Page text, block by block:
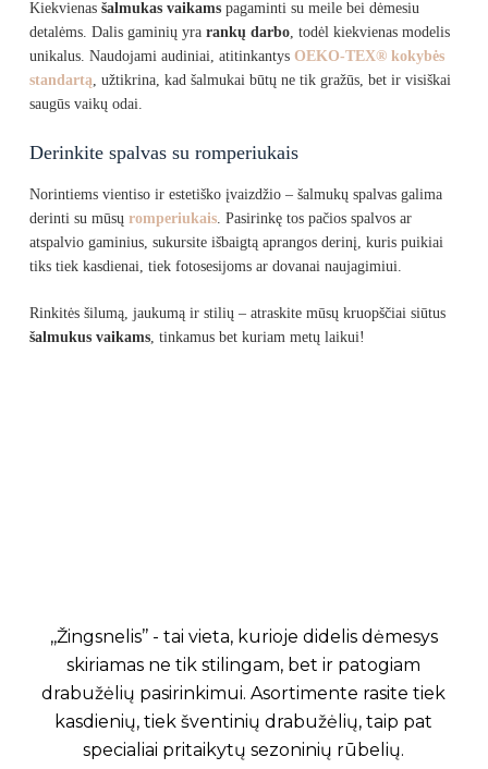
Kiekvienas šalmukas vaikamspagaminti su meile bei dėmesiu
detalėms. Dalis gaminių yra rankų darbo, todėl kiekvienas modelis
unikalus. Naudojami audiniai, atitinkantys OEKO-TEX® kokybės
standartą , užtikrina, kad šalmukai būtų ne tik gražūs, bet ir visiškai
saugūs vaikų odai.
Derinkite spalvas su romperiukais
Norintiems vientiso ir estetiško įvaizdžio – šalmukų spalvas galima
derinti su mūsų romperiukais. Pasirinkę tos pačios spalvos ar
atspalvio gaminius, sukursite išbaigtą aprangos derinį, kuris puikiai
tiks tiek kasdienai, tiek fotosesijoms ar dovanai naujagimiui.
Rinkitės šilumą, jaukumą ir stilių – atraskite mūsų kruopščiai siūtus
šalmukus vaikams, tinkamus bet kuriam metų laikui!
,,Žingsnelis’’ - tai vieta, kurioje didelis dėmesys
skiriamas ne tik stilingam, bet ir patogiam
drabužėlių pasirinkimui. Asortimente rasite tiek
kasdienių, tiek šventinių drabužėlių, taip pat
specialiai pritaikytų sezoninių rūbelių.